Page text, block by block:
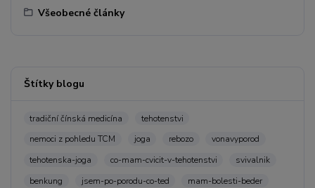
Všeobecné články
Štítky blogu
tradiční čínská medicína
tehotenstvi
nemoci z pohledu TCM
joga rebozo
vonavyporod
tehotenska-joga
co-mam-cvicit-v-tehotenstvi
svivalnik
benkung
jsem-po-porodu-co-ted
mam-bolesti-beder